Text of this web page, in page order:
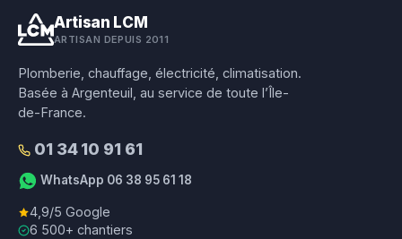
Artisan LCM
ARTISAN DEPUIS 2011
Plomberie, chauffage, électricité, climatisation.
Basée à Argenteuil, au service de toute l’Île-
de-France.
01 34 10 91 61
WhatsApp 06 38 95 61 18
4,9/5 Google
6 500+ chantiers